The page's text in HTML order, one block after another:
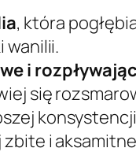
, która
wanilii.
i
się
i